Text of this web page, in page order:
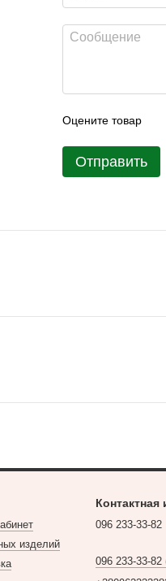
Оцените товар
Отправить
изделий
096 233-33-82
096 233-33-82